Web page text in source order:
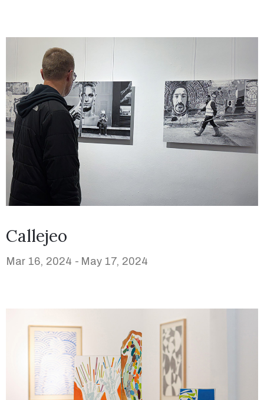
Callejeo
Mar 16, 2024 - May 17, 2024